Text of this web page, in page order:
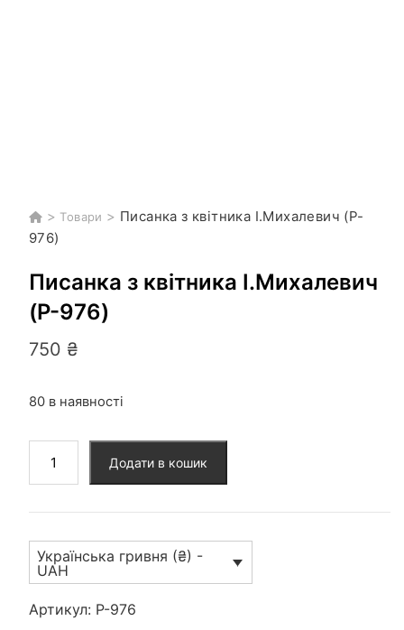
> Товари > Писанка з квітника І.Михалевич (P-
976)
Писанка з квітника І.Михалевич
(P-976)
750 ₴
80 в наявності
І.Михалевич
976)
кількість
Додати в кошик
Українська гривня (₴) -
UAH
Артикул: P-976